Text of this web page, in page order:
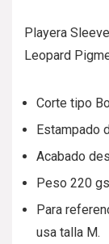
Playera
Leopard
Corte tipo
Estampado
Acabado
Peso 220
Para
usa talla M.